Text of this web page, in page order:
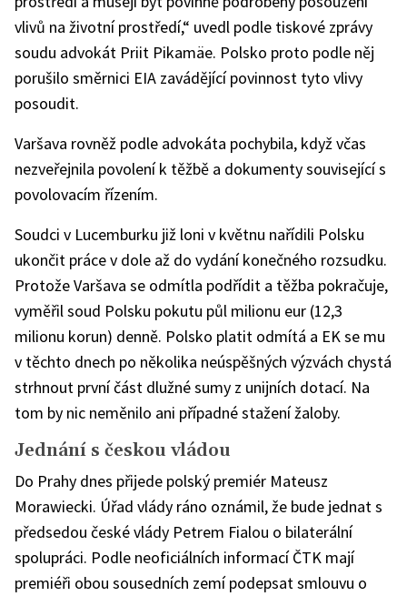
vlivů na životní prostředí,“ uvedl podle tiskové zprávy
soudu advokát Priit Pikamäe. Polsko proto podle něj
porušilo směrnici EIA zavádějící povinnost tyto vlivy
posoudit.
Varšava rovněž podle advokáta pochybila, když včas
nezveřejnila povolení k těžbě a dokumenty související s
povolovacím řízením.
Soudci v Lucemburku již loni v květnu nařídili Polsku
ukončit práce v dole až do vydání konečného rozsudku.
Protože Varšava se odmítla podřídit a těžba pokračuje,
vyměřil soud Polsku pokutu půl milionu eur (12,3
milionu korun) denně. Polsko platit odmítá a EK se mu
v těchto dnech po několika neúspěšných výzvách chystá
strhnout první část dlužné sumy z unijních dotací. Na
tom by nic neměnilo ani případné stažení žaloby.
Jednání s českou vládou
Do Prahy dnes přijede polský premiér Mateusz
Morawiecki. Úřad vlády ráno oznámil, že bude jednat s
předsedou české vlády Petrem Fialou o bilaterální
spolupráci. Podle neoficiálních informací ČTK mají
premiéři obou sousedních zemí podepsat smlouvu o